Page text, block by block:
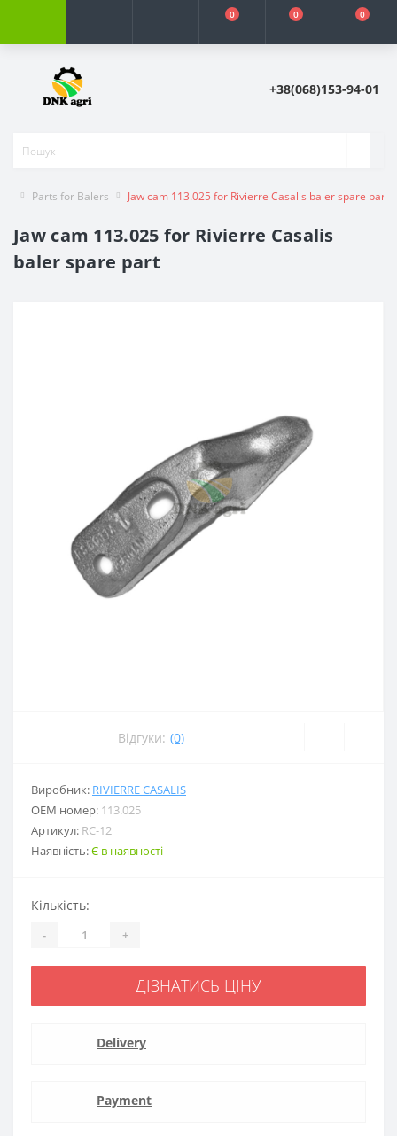
0 0 0
+38(068)153-94-01
Parts for Balers Jaw cam 113.025 for Rivierre Casalis baler spare part
Jaw cam 113.025 for Rivierre Casalis
baler spare part
Відгуки: (0)
Виробник: RIVIERRE CASALIS
ОЕМ номер: 113.025
Артикул: RC-12
Наявність:Є в наявності
Кількість:
- +
ДІЗНАТИСЬ ЦІНУ
Delivery
Payment